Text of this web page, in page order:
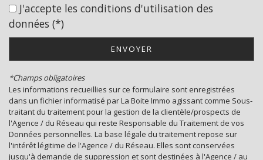
Enseignement supérieur
Nombre d'habitants
Propriétaires (vs. locataires)
39,30 %
Taxe habitation
11,99 %
Taxe foncière
24,09 %
Habitants de moins de 25 ans
28,31 %
J'accepte les conditions d'utilisation des
données (*)
ENVOYER
*Champs obligatoires
Les informations recueillies sur ce formulaire sont enregistrées
dans un fichier informatisé par La Boite Immo agissant comme Sous-
traitant du traitement pour la gestion de la clientèle/prospects de
l'Agence / du Réseau qui reste Responsable du Traitement de vos
Données personnelles. La base légale du traitement repose sur
l'intérêt légitime de l'Agence / du Réseau. Elles sont conservées
jusqu'à demande de suppression et sont destinées à l'Agence / au